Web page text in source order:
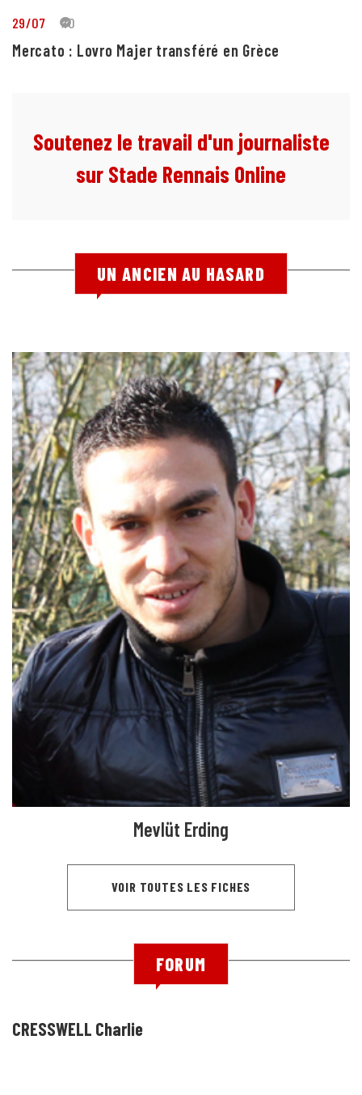
29/07 10
Mercato : Lovro Majer transféré en Grèce
Soutenez le travail d'un journaliste
sur Stade Rennais Online
UN ANCIEN AU HASARD
Mevlüt Erding
VOIR TOUTES LES FICHES
FORUM
CRESSWELL Charlie